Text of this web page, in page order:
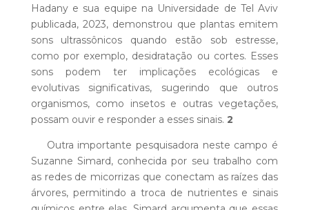
Hadany e sua equipe na Universidade de Tel Aviv
publicada, 2023, demonstrou que plantas emitem
sons ultrassônicos quando estão sob estresse,
como por exemplo, desidratação ou cortes. Esses
sons podem ter implicações ecológicas e
evolutivas significativas, sugerindo que outros
organismos, como insetos e outras vegetações,
possam ouvir e responder a esses sinais. 2
Outra importante pesquisadora neste campo é
Suzanne Simard, conhecida por seu trabalho com
as redes de micorrizas que conectam as raízes das
árvores, permitindo a troca de nutrientes e sinais